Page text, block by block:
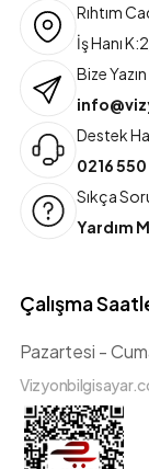
Rıhtım
İş Hanı
Bize Yazın
Destek
0216
Sıkça
Yardım
Çalışma
Pazartesi -